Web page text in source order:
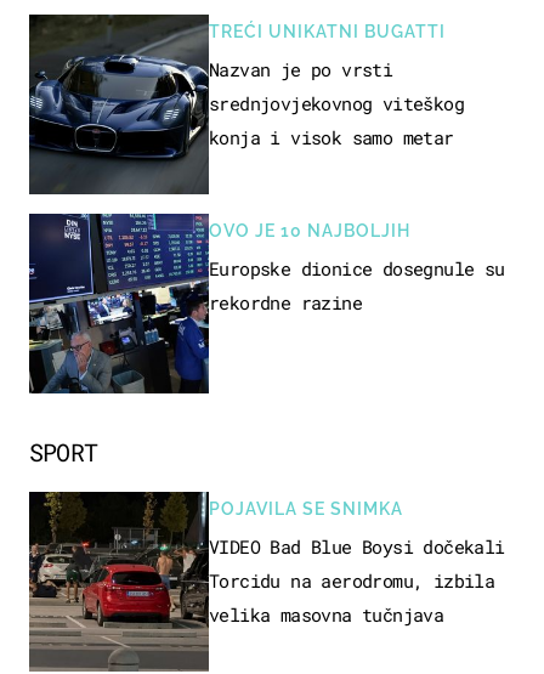
SPORT
POJAVILA SE SNIMKA
VIDEO Bad Blue Boysi dočekali
Torcidu na aerodromu, izbila
velika masovna tučnjava
TREĆI UNIKATNI BUGATTI
Nazvan je po vrsti
srednjovjekovnog viteškog
konja i visok samo metar
OVO JE 10 NAJBOLJIH
Europske dionice dosegnule su
rekordne razine